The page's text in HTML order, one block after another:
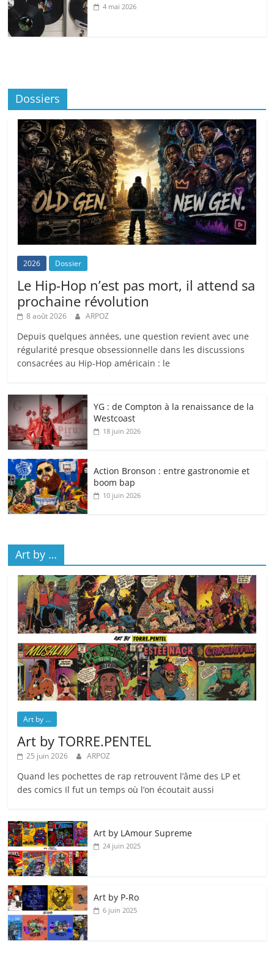
4 mai 2026
Dossiers
2026 Dossier
Le Hip-Hop n’est pas mort, il attend sa
prochaine révolution
8 août 2026 ARPOZ
Depuis quelques années, une question revient avec une
régularité presque obsessionnelle dans les discussions
consacrées au Hip-Hop américain : le
YG : de Compton à la renaissance de la
Westcoast
18 juin 2026
Action Bronson : entre gastronomie et
boom bap
10 juin 2026
Art by …
Art by ...
Art by TORRE.PENTEL
25 juin 2026 ARPOZ
Quand les pochettes de rap retrouvent l’âme des LP et
des comics Il fut un temps où l’on écoutait aussi
Art by LAmour Supreme
24 juin 2025
Art by P‑Ro
6 juin 2025